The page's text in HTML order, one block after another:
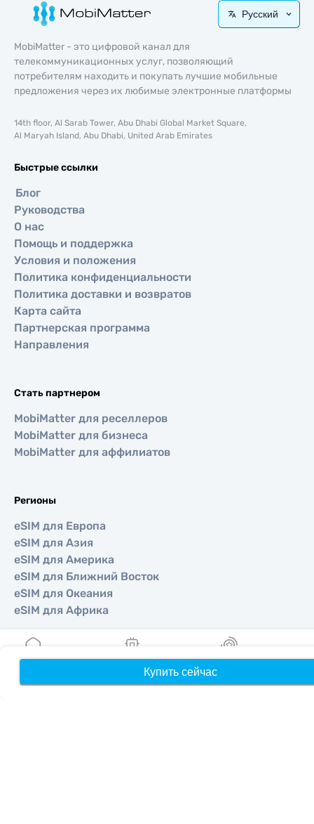
Купить сейчас
Русский
MobiMatter - это цифровой канал для
телекоммуникационных услуг, позволяющий
потребителям находить и покупать лучшие мобильные
предложения через их любимые электронные платформы
14th floor, Al Sarab Tower, Abu Dhabi Global Market Square,
Al Maryah Island, Abu Dhabi, United Arab Emirates
Быстрые ссылки
Блог
Руководства
О нас
Помощь и поддержка
Условия и положения
Политика конфиденциальности
Политика доставки и возвратов
Карта сайта
Партнерская программа
Направления
Стать партнером
MobiMatter для реселлеров
MobiMatter для бизнеса
MobiMatter для аффилиатов
Регионы
eSIM для Европа
eSIM для Азия
eSIM для Америка
eSIM для Ближний Восток
eSIM для Океания
eSIM для Африка
Страны
eSIM для США
Мои eSIM Бонусы